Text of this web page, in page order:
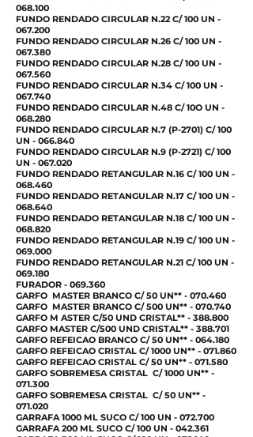
068.100
FUNDO RENDADO CIRCULAR N.22 C/ 100 UN -
067.200
FUNDO RENDADO CIRCULAR N.26 C/ 100 UN -
067.380
FUNDO RENDADO CIRCULAR N.28 C/ 100 UN -
067.560
FUNDO RENDADO CIRCULAR N.34 C/ 100 UN -
067.740
FUNDO RENDADO CIRCULAR N.48 C/ 10O UN -
068.280
FUNDO RENDADO CIRCULAR N.7 (P-2701) C/ 100
UN - 066.840
FUNDO RENDADO CIRCULAR N.9 (P-2721) C/ 100
UN - 067.020
FUNDO RENDADO RETANGULAR N.16 C/ 100 UN -
068.460
FUNDO RENDADO RETANGULAR N.17 C/ 100 UN -
068.640
FUNDO RENDADO RETANGULAR N.18 C/ 100 UN -
068.820
FUNDO RENDADO RETANGULAR N.19 C/ 100 UN -
069.000
FUNDO RENDADO RETANGULAR N.21 C/ 100 UN -
069.180
FURADOR - 069.360
GARFO MASTER BRANCO C/ 50 UN** - 070.460
GARFO MASTER BRANCO C/ 500 UN** - 070.740
GARFO M ASTER C/50 UND CRISTAL** - 388.800
GARFO MASTER C/500 UND CRISTAL** - 388.701
GARFO REFEICAO BRANCO C/ 50 UN** - 064.180
GARFO REFEICAO CRISTAL C/ 1000 UN** - 071.860
GARFO REFEICAO CRISTAL C/ 50 UN** - 071.580
GARFO SOBREMESA CRISTAL C/ 1000 UN** -
071.300
GARFO SOBREMESA CRISTAL C/ 50 UN** -
071.020
GARRAFA 1000 ML SUCO C/ 100 UN - 072.700
GARRAFA 200 ML SUCO C/ 100 UN - 042.361